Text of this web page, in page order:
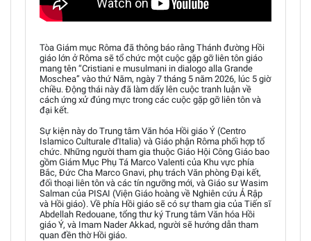
Tòa Giám mục Rôma đã thông báo rằng Thánh đường Hồi
giáo lớn ở Rôma sẽ tổ chức một cuộc gặp gỡ liên tôn giáo
mang tên “Cristiani e musulmani in dialogo alla Grande
Moschea” vào thứ Năm, ngày 7 tháng 5 năm 2026, lúc 5 giờ
chiều. Động thái này đã làm dấy lên cuộc tranh luận về
cách ứng xử đúng mực trong các cuộc gặp gỡ liên tôn và
đại kết.
Sự kiện này do Trung tâm Văn hóa Hồi giáo Ý (Centro
Islamico Culturale d'Italia) và Giáo phận Rôma phối hợp tổ
chức. Những người tham gia thuộc Giáo Hội Công Giáo bao
gồm Giám Mục Phụ Tá Marco Valenti của Khu vực phía
Bắc, Đức Cha Marco Gnavi, phụ trách Văn phòng Đại kết,
đối thoại liên tôn và các tín ngưỡng mới, và Giáo sư Wasim
Salman của PISAI (Viện Giáo hoàng về Nghiên cứu Ả Rập
và Hồi giáo). Về phía Hồi giáo sẽ có sự tham gia của Tiến sĩ
Abdellah Redouane, tổng thư ký Trung tâm Văn hóa Hồi
giáo Ý, và Imam Nader Akkad, người sẽ hướng dẫn tham
quan đền thờ Hồi giáo.